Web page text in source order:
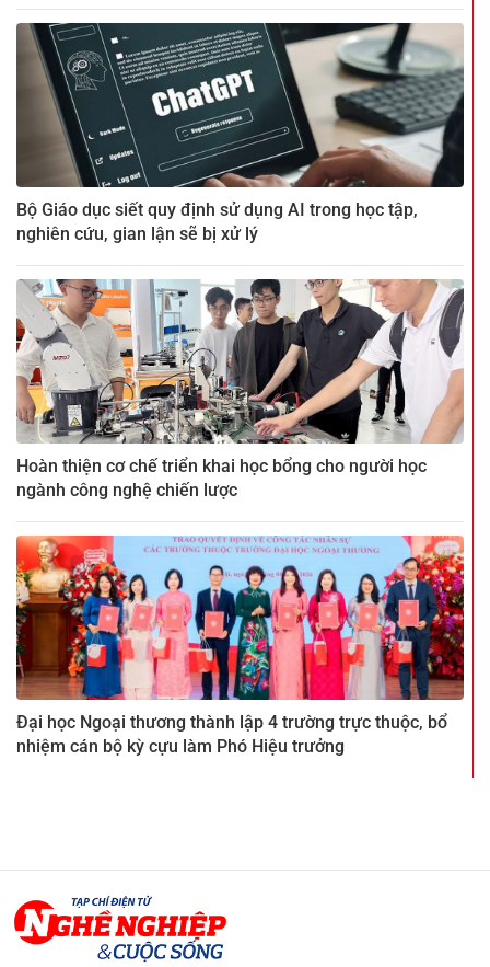
Bộ Giáo dục siết quy định sử dụng AI trong học tập,
nghiên cứu, gian lận sẽ bị xử lý
Hoàn thiện cơ chế triển khai học bổng cho người học
ngành công nghệ chiến lược
Đại học Ngoại thương thành lập 4 trường trực thuộc, bổ
nhiệm cán bộ kỳ cựu làm Phó Hiệu trưởng